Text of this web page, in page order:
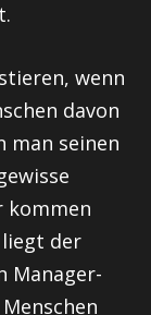
wenn
davon
man seinen
kommen
liegt der
Manager-